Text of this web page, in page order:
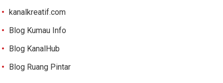
kanalkreatif.com
Blog Kumau Info
Blog KanalHub
Blog Ruang Pintar